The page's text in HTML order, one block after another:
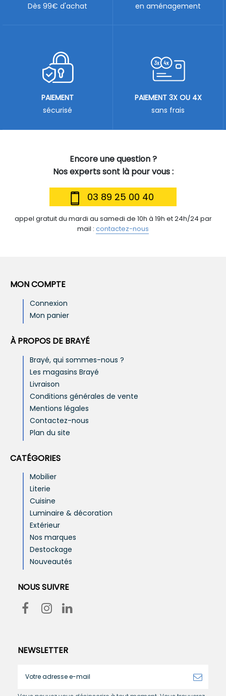
Encore une question ?
Nos experts sont là pour vous :
03 89 25 00 40
appel gratuit du mardi au samedi de 10h à 19h et 24h/24 par
mail : contactez-nous
Dès 99€ d'achat
en aménagement
PAIEMENT
sécurisé
PAIEMENT 3X OU 4X
sans frais
MON COMPTE
Connexion
Mon panier
À PROPOS DE BRAYÉ
Brayé, qui sommes-nous ?
Les magasins Brayé
Livraison
Conditions générales de vente
Mentions légales
Contactez-nous
Plan du site
CATÉGORIES
Mobilier
Literie
Cuisine
Luminaire & décoration
Extérieur
Nos marques
Destockage
Nouveautés
NOUS SUIVRE
NEWSLETTER